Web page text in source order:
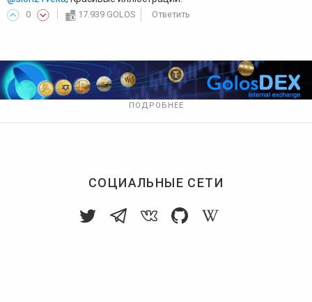
0 17.939 GOLOS Ответить
ПОДРОБНЕЕ
СОЦИАЛЬНЫЕ СЕТИ